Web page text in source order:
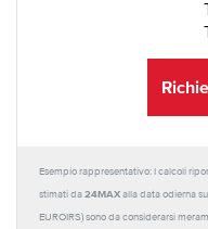
Esempio rappresentativo: I calcoli
stimati da 24MAX alla data odierna
EUROIRS) sono da considerarsi